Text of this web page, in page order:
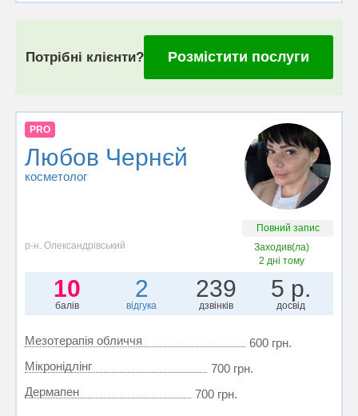
Потрібні клієнти? Розмістити послуги
PRO
Любов Чернєй
косметолог
Повний запис
р-н. Олександрівський
Заходив(ла)
2 дні тому
10
балів
2
відгука
239
дзвінків
5 р.
досвід
Мезотерапія обличчя
600 грн.
Мікронідлінг
700 грн.
Дермапен
700 грн.